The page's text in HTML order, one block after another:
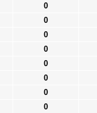
0
0
0
0
0
0
0
0